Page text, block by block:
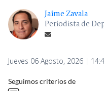
Jaime Zavala
Periodista de
Jueves 06 Agosto, 2026 |
Seguimos criterios de